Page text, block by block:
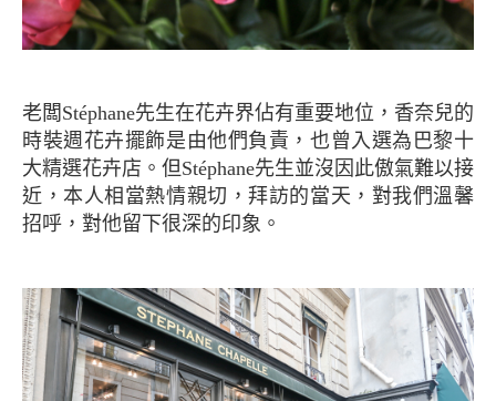
老闆Stéphane先生在花卉界佔有重要地位，香奈兒的
時裝週花卉擺飾是由他們負責，也曾入選為巴黎十
大精選花卉店。但Stéphane先生並沒因此傲氣難以接
近，本人相當熱情親切，拜訪的當天，對我們溫馨
招呼，對他留下很深的印象。